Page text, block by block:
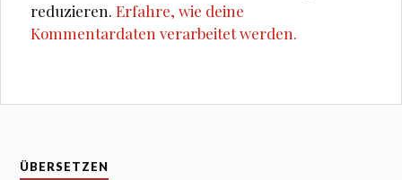
reduzieren.Erfahre, wie deine
Kommentardaten verarbeitet werden.
ÜBERSETZEN